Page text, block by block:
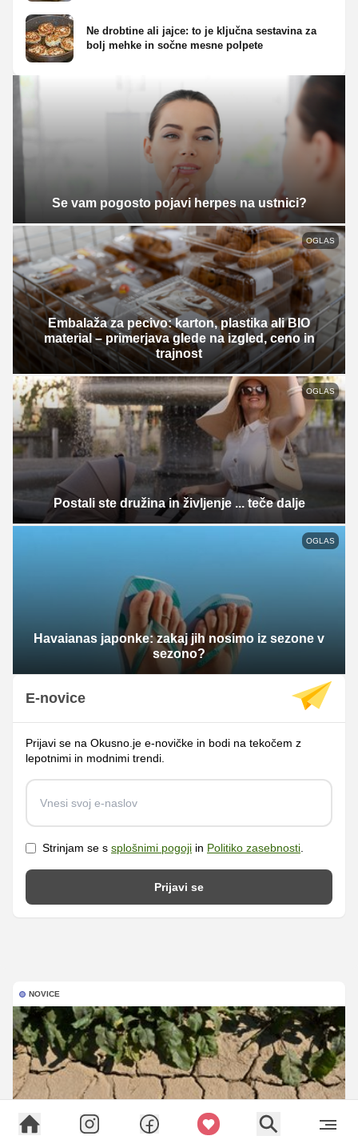
Ne drobtine ali jajce: to je ključna sestavina za
bolj mehke in sočne mesne polpete
Se vam pogosto pojavi herpes na ustnici?
OGLAS
Embalaža za pecivo: karton, plastika ali BIO
material – primerjava glede na izgled, ceno in
trajnost
OGLAS
Postali ste družina in življenje ... teče dalje
OGLAS
Havaianas japonke: zakaj jih nosimo iz sezone v
sezono?
E-novice
Prijavi se na Okusno.je e-novičke in bodi na tekočem z
lepotnimi in modnimi trendi.
Strinjam se s splošnimi pogoji in Politiko zasebnosti.
Prijavi se
NOVICE